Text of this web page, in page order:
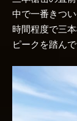
中で一番きつ
時間程度で三
ピークを踏んで